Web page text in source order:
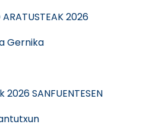
2026
Gernika
SANFUENTESEN